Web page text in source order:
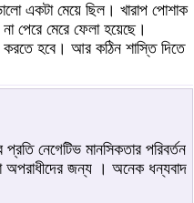
একটা মেয়ে ছিল। খারাপ পোশাক
পেরে মেরে ফেলা হয়েছে।
হবে। আর কঠিন শাস্তি দিতে
নেগেটিভ মানসিকতার পরিবর্তন
জন্য । অনেক ধন্যবাদ